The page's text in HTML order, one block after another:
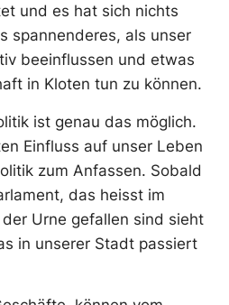
und es hat sich nichts
spannenderes, als unser
beeinflussen und etwas
in Kloten tun zu können.
ist genau das möglich.
Einfluss auf unser Leben
zum Anfassen. Sobald
das heisst im
Urne gefallen sind sieht
in unserer Stadt passiert